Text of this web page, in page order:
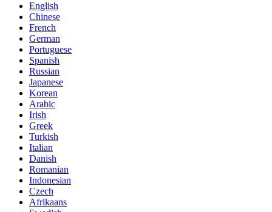
English
Chinese
French
German
Portuguese
Spanish
Russian
Japanese
Korean
Arabic
Irish
Greek
Turkish
Italian
Danish
Romanian
Indonesian
Czech
Afrikaans